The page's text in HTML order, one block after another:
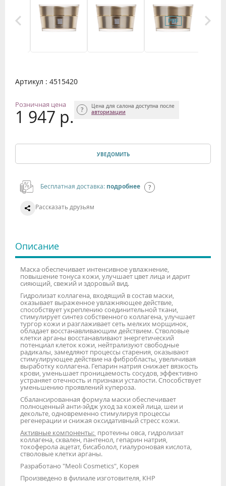
Артикул : 4515420
Розничная цена
1 947 р.
Цена для салона доступна после
авторизации
УВЕДОМИТЬ
Бесплатная доставка: подробнее
Рассказать друзьям
Описание
Маска обеспечивает интенсивное увлажнение,
повышение тонуса кожи, улучшает цвет лица и дарит
сияющий, свежий и здоровый вид.
Гидролизат коллагена, входящий в состав маски,
оказывает выраженное увлажняющее действие,
способствует укреплению соединительной ткани,
стимулирует синтез собственного коллагена, улучшает
тургор кожи и разглаживает сеть мелких морщинок,
обладает восстанавливающим действием. Стволовые
клетки арганы восстанавливают энергетический
потенциал клеток кожи, нейтрализуют свободные
радикалы, замедляют процессы старения, оказывают
стимулирующее действие на фибробласты, увеличивая
выработку коллагена. Гепарин натрия снижает вязкость
крови, уменьшает проницаемость сосудов, эффективно
устраняет отечность и признаки усталости. Способствует
уменьшению проявлений купероза.
Сбалансированная формула маски обеспечивает
полноценный анти-эйдж уход за кожей лица, шеи и
декольте, одновременно стимулируя процессы
регенерации и снижая оксидативный стресс кожи.
Активные компоненты: протеины овса, гидролизат
коллагена, сквален, пантенол, гепарин натрия,
токоферола ацетат, бисаболол, гиалуроновая кислота,
стволовые клетки арганы.
Разработано "Meoli Cosmetics", Корея
Произведено в филиале изготовителя, КНР